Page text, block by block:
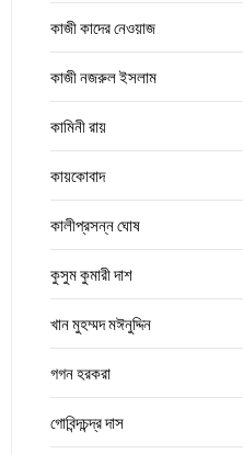
কাজী কাদের নেওয়াজ
কাজী নজরুল ইসলাম
কামিনী রায়
কায়কোবাদ
কালীপ্রসন্ন ঘোষ
কুসুম কুমারী দাশ
খান মুহম্মদ মঈনুদ্দিন
গগন হরকরা
গোবিন্দচন্দ্র দাস